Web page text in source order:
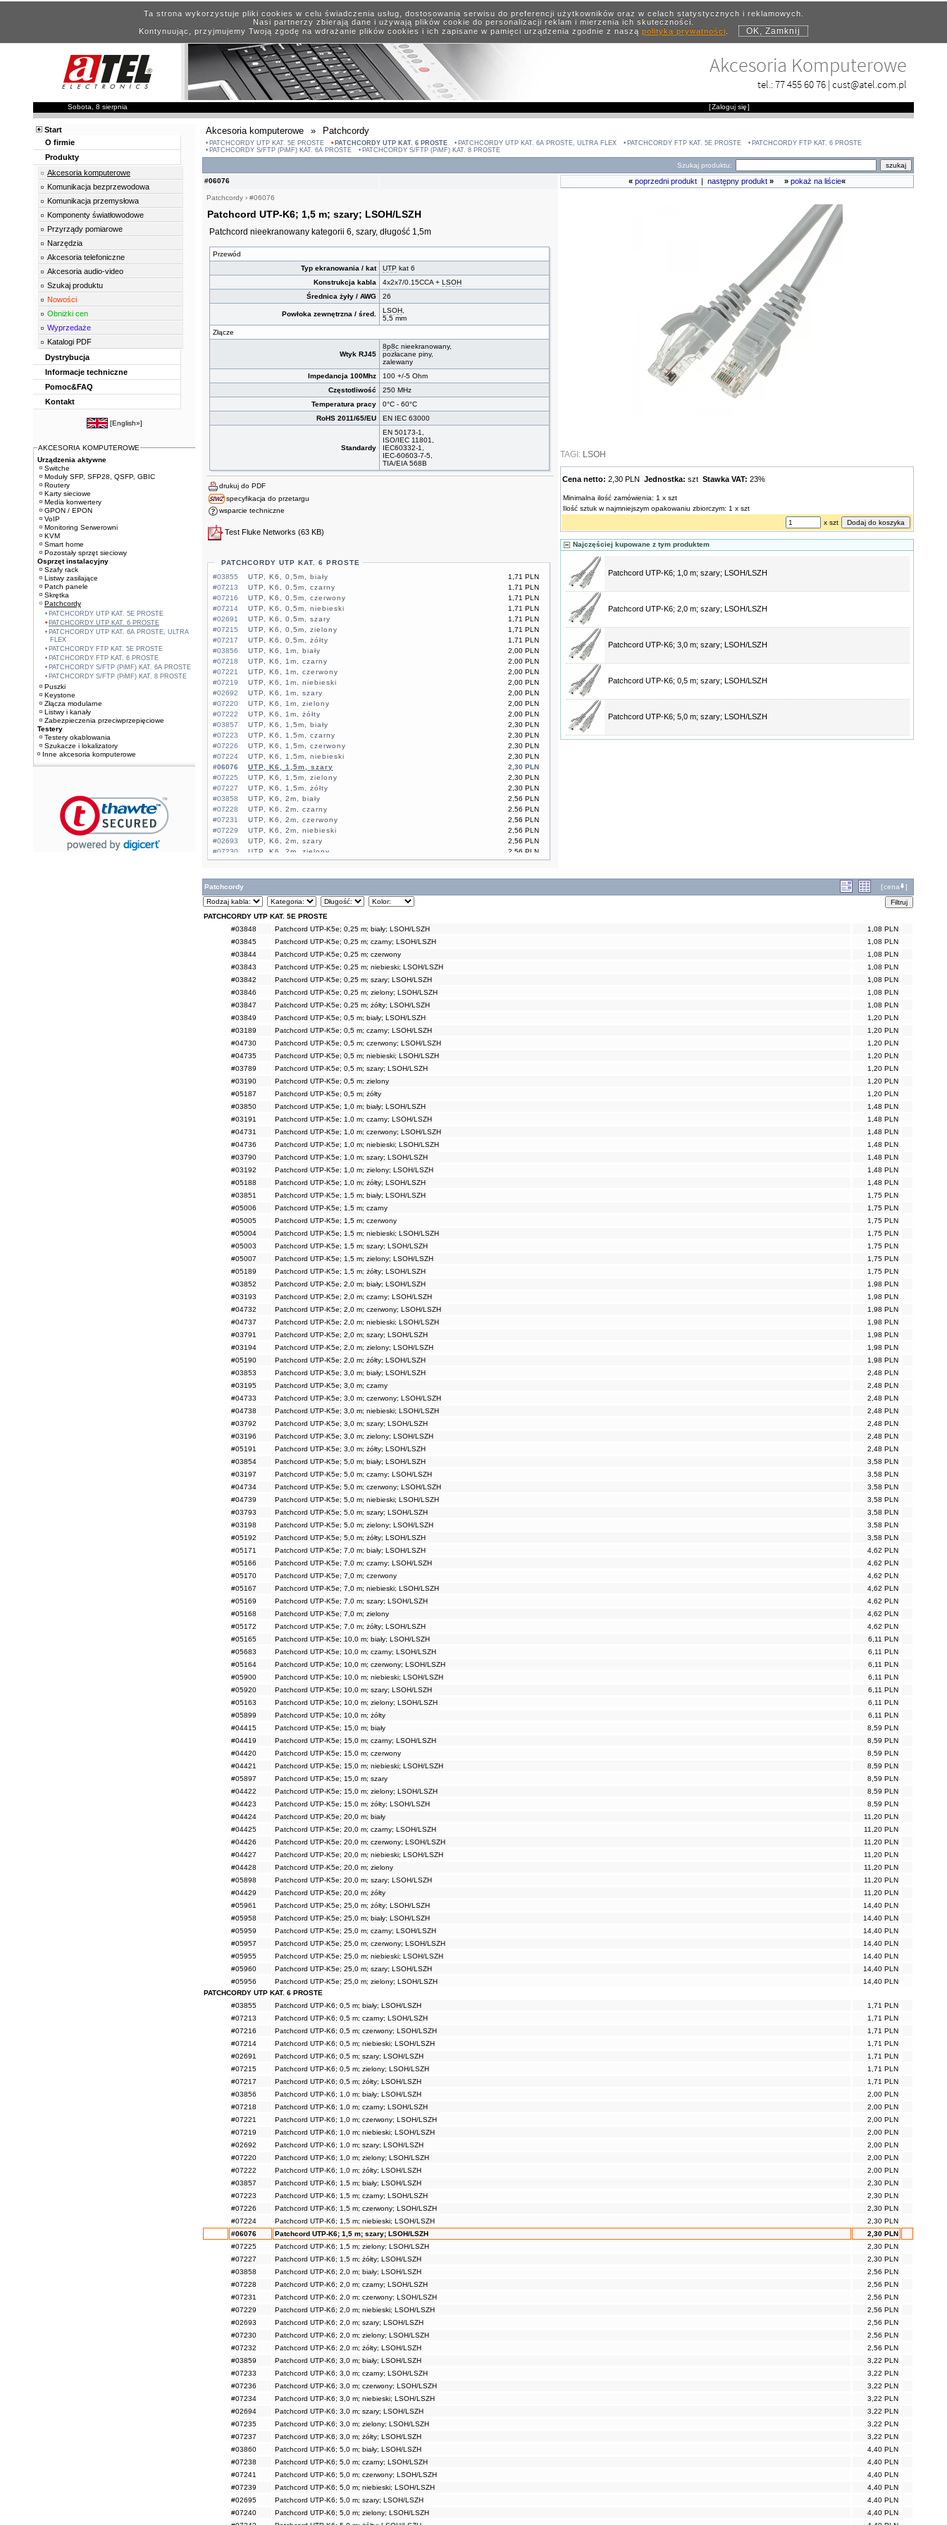
Ta strona wykorzystuje pliki cookies w celu świadczenia usług, dostosowania serwisu do preferencji użytkowników oraz w celach statystycznych i reklamowych.
Nasi partnerzy zbierają dane i używają plików cookie do personalizacji reklam i mierzenia ich skuteczności.
Kontynuując, przyjmujemy Twoją zgodę na wdrażanie plików cookies i ich zapisane w pamięci urządzenia zgodnie z naszą polityką prywatności. OK, Zamknij
Akcesoria Komputerowe
tel.:77 455 60 76 | cust@atel.com.pl
Sobota, 8 sierpnia [Zaloguj się]
Akcesoria komputerowe » Patchcordy
PATCHCORDY UTP KAT. 5E PROSTE PATCHCORDY UTP KAT. 6 PROSTE PATCHCORDY UTP KAT. 6A PROSTE, ULTRA FLEX PATCHCORDY FTP KAT. 5E PROSTE
PATCHCORDY FTP KAT. 6 PROSTE
PATCHCORDY S/FTP (PiMF) KAT. 6A PROSTE
PATCHCORDY S/FTP (PiMF) KAT. 8 PROSTE
Szukaj produktu:
#06076
Patchcordy › #06076
Patchcord UTP-K6; 1,5 m; szary; LSOH/LSZH
Patchcord nieekranowany kategorii 6, szary, długość 1,5m
Przewód
Typ ekranowania / kat
UTP kat 6
Konstrukcja kabla
4x2x7/0.15CCA + LSOH
Średnica żyły / AWG
26
Powłoka zewnętrzna / śred. LSOH,
5,5 mm
Złącze
Wtyk RJ45
8p8c nieekranowany,
pozłacane piny,
zalewany
Impedancja 100Mhz
100 +/-5 Ohm
Częstotliwość
250 MHz
Temperatura pracy
0°C - 60°C
RoHS 2011/65/EU
EN IEC 63000
Standardy
EN 50173-1,
ISO/IEC 11801,
IEC60332-1,
IEC-60603-7-5,
TIA/EIA 568B
drukuj do PDF
specyfikacja do przetargu
wsparcie techniczne
Test Fluke Networks (63 KB)
PATCHCORDY UTP KAT. 6 PROSTE
#03855
1,71 PLN
UTP, K6, 0,5m, biały
#07213
1,71 PLN
UTP, K6, 0,5m, czarny
#07216
1,71 PLN
UTP, K6, 0,5m, czerwony
#07214
1,71 PLN
UTP, K6, 0,5m, niebieski
#02691
1,71 PLN
UTP, K6, 0,5m, szary
#07215
1,71 PLN
UTP, K6, 0,5m, zielony
#07217
1,71 PLN
UTP, K6, 0,5m, żółty
#03856
2,00 PLN
UTP, K6, 1m, biały
#07218
2,00 PLN
UTP, K6, 1m, czarny
#07221
2,00 PLN
UTP, K6, 1m, czerwony
#07219
2,00 PLN
UTP, K6, 1m, niebieski
#02692
2,00 PLN
UTP, K6, 1m, szary
#07220
2,00 PLN
UTP, K6, 1m, zielony
#07222
2,00 PLN
UTP, K6, 1m, żółty
#03857
2,30 PLN
UTP, K6, 1,5m, biały
#07223
2,30 PLN
UTP, K6, 1,5m, czarny
#07226
2,30 PLN
UTP, K6, 1,5m, czerwony
#07224
2,30 PLN
UTP, K6, 1,5m, niebieski
#06076
2,30 PLN
UTP, K6, 1,5m, szary
#07225
2,30 PLN
UTP, K6, 1,5m, zielony
#07227
2,30 PLN
UTP, K6, 1,5m, żółty
#03858
2,56 PLN
UTP, K6, 2m, biały
#07228
2,56 PLN
UTP, K6, 2m, czarny
#07231
2,56 PLN
UTP, K6, 2m, czerwony
#07229
2,56 PLN
UTP, K6, 2m, niebieski
#02693
2,56 PLN
UTP, K6, 2m, szary
#07230
2,56 PLN
UTP, K6, 2m, zielony
#07232
2,56 PLN
UTP, K6, 2m, żółty
#07233
#07236
3,22 PLN
UTP, K6, 3m, czerwony
#07234
UTP, K6, 3m, niebieski
#02694
UTP, K6, 3m, szary
#07235
UTP, K6, 3m, zielony
#03860
UTP, K6, 5m, biały
#07238
UTP, K6, 5m, czarny
#07241
UTP, K6, 5m, czerwony
#07239
UTP, K6, 5m, niebieski
#02695
UTP, K6, 5m, szary
#07242
UTP, K6, 5m, żółty
#05179
UTP, K6, 7m, biały
#05174
UTP, K6, 7m, czarny
#05178
UTP, K6, 7m, czerwony
#05175
UTP, K6, 7m, niebieski
#05176
UTP, K6, 7m, zielony
#05180
UTP, K6, 7m, żółty
#05173
UTP, K6, 10m, biały
#05035
UTP, K6, 10m, czarny
#05038
UTP, K6, 10m, czerwony
#05034
UTP, K6, 10m, szary
#05037
UTP, K6, 10m, zielony
#05039
UTP, K6, 10m, żółty
#04430
UTP, K6, 15m, biały
#04431
UTP, K6, 15m, czarny
#04434
UTP, K6, 15m, niebieski
#04435
UTP, K6, 15m, szary
#04436
UTP, K6, 15m, zielony
#04437
UTP, K6, 15m, żółty
#04438
UTP, K6, 20m, biały
#04440
UTP, K6, 20m, czerwony
#04441
UTP, K6, 20m, niebieski
#04442
UTP, K6, 20m, szary
#04443
UTP, K6, 20m, zielony
#04444
UTP, K6, 20m, żółty
« poprzedni produkt następny produkt » » pokaż na liście«
TAGI: LSOH
Cena netto: 2,30 PLN Jednostka: szt Stawka VAT: 23%
Minimalna ilość zamówienia: 1 x szt
Ilość sztuk w najmniejszym opakowaniu zbiorczym: 1 x szt
x szt
Najczęściej kupowane z tym produktem
Patchcord UTP-K6; 1,0 m; szary; LSOH/LSZH
Patchcord UTP-K6; 2,0 m; szary; LSOH/LSZH
Patchcord UTP-K6; 3,0 m; szary; LSOH/LSZH
Patchcord UTP-K6; 0,5 m; szary; LSOH/LSZH
Patchcord UTP-K6; 5,0 m; szary; LSOH/LSZH
Patchcordy [cena ]
PATCHCORDY UTP KAT. 5E PROSTE
#03848
Patchcord UTP-K5e; 0,25 m; biały; LSOH/LSZH
1,08 PLN
#03845
Patchcord UTP-K5e; 0,25 m; czarny; LSOH/LSZH
1,08 PLN
#03844
Patchcord UTP-K5e; 0,25 m; czerwony
1,08 PLN
#03843
Patchcord UTP-K5e; 0,25 m; niebieski; LSOH/LSZH
1,08 PLN
#03842
Patchcord UTP-K5e; 0,25 m; szary; LSOH/LSZH
1,08 PLN
#03846
Patchcord UTP-K5e; 0,25 m; zielony; LSOH/LSZH
1,08 PLN
#03847
Patchcord UTP-K5e; 0,25 m; żółty; LSOH/LSZH
1,08 PLN
#03849
Patchcord UTP-K5e; 0,5 m; biały; LSOH/LSZH
1,20 PLN
#03189
Patchcord UTP-K5e; 0,5 m; czarny; LSOH/LSZH
1,20 PLN
#04730
Patchcord UTP-K5e; 0,5 m; czerwony; LSOH/LSZH
1,20 PLN
#04735
Patchcord UTP-K5e; 0,5 m; niebieski; LSOH/LSZH
1,20 PLN
#03789
Patchcord UTP-K5e; 0,5 m; szary; LSOH/LSZH
1,20 PLN
#03190
Patchcord UTP-K5e; 0,5 m; zielony
1,20 PLN
#05187
Patchcord UTP-K5e; 0,5 m; żółty
1,20 PLN
#03850
Patchcord UTP-K5e; 1,0 m; biały; LSOH/LSZH
1,48 PLN
#03191
Patchcord UTP-K5e; 1,0 m; czarny; LSOH/LSZH
1,48 PLN
#04731
Patchcord UTP-K5e; 1,0 m; czerwony; LSOH/LSZH
1,48 PLN
#04736
Patchcord UTP-K5e; 1,0 m; niebieski; LSOH/LSZH
1,48 PLN
#03790
Patchcord UTP-K5e; 1,0 m; szary; LSOH/LSZH
1,48 PLN
#03192
Patchcord UTP-K5e; 1,0 m; zielony; LSOH/LSZH
1,48 PLN
#05188
Patchcord UTP-K5e; 1,0 m; żółty; LSOH/LSZH
1,48 PLN
#03851
Patchcord UTP-K5e; 1,5 m; biały; LSOH/LSZH
1,75 PLN
#05006
Patchcord UTP-K5e; 1,5 m; czarny
1,75 PLN
#05005
Patchcord UTP-K5e; 1,5 m; czerwony
1,75 PLN
#05004
Patchcord UTP-K5e; 1,5 m; niebieski; LSOH/LSZH
1,75 PLN
#05003
Patchcord UTP-K5e; 1,5 m; szary; LSOH/LSZH
1,75 PLN
#05007
Patchcord UTP-K5e; 1,5 m; zielony; LSOH/LSZH
1,75 PLN
#05189
Patchcord UTP-K5e; 1,5 m; żółty; LSOH/LSZH
1,75 PLN
#03852
Patchcord UTP-K5e; 2,0 m; biały; LSOH/LSZH
1,98 PLN
#03193
Patchcord UTP-K5e; 2,0 m; czarny; LSOH/LSZH
1,98 PLN
#04732
Patchcord UTP-K5e; 2,0 m; czerwony; LSOH/LSZH
1,98 PLN
#04737
Patchcord UTP-K5e; 2,0 m; niebieski; LSOH/LSZH
1,98 PLN
#03791
Patchcord UTP-K5e; 2,0 m; szary; LSOH/LSZH
1,98 PLN
#03194
Patchcord UTP-K5e; 2,0 m; zielony; LSOH/LSZH
1,98 PLN
#05190
Patchcord UTP-K5e; 2,0 m; żółty; LSOH/LSZH
1,98 PLN
#03853
Patchcord UTP-K5e; 3,0 m; biały; LSOH/LSZH
2,48 PLN
#03195
Patchcord UTP-K5e; 3,0 m; czarny
2,48 PLN
#04733
Patchcord UTP-K5e; 3,0 m; czerwony; LSOH/LSZH
2,48 PLN
#04738
Patchcord UTP-K5e; 3,0 m; niebieski; LSOH/LSZH
2,48 PLN
#03792
Patchcord UTP-K5e; 3,0 m; szary; LSOH/LSZH
2,48 PLN
#03196
Patchcord UTP-K5e; 3,0 m; zielony; LSOH/LSZH
2,48 PLN
#05191
Patchcord UTP-K5e; 3,0 m; żółty; LSOH/LSZH
2,48 PLN
#03854
Patchcord UTP-K5e; 5,0 m; biały; LSOH/LSZH
3,58 PLN
#03197
Patchcord UTP-K5e; 5,0 m; czarny; LSOH/LSZH
3,58 PLN
#04734
Patchcord UTP-K5e; 5,0 m; czerwony; LSOH/LSZH
3,58 PLN
#04739
Patchcord UTP-K5e; 5,0 m; niebieski; LSOH/LSZH
3,58 PLN
#03793
Patchcord UTP-K5e; 5,0 m; szary; LSOH/LSZH
3,58 PLN
#03198
Patchcord UTP-K5e; 5,0 m; zielony; LSOH/LSZH
3,58 PLN
#05192
Patchcord UTP-K5e; 5,0 m; żółty; LSOH/LSZH
3,58 PLN
#05171
Patchcord UTP-K5e; 7,0 m; biały; LSOH/LSZH
4,62 PLN
#05166
Patchcord UTP-K5e; 7,0 m; czarny; LSOH/LSZH
4,62 PLN
#05170
Patchcord UTP-K5e; 7,0 m; czerwony
4,62 PLN
#05167
Patchcord UTP-K5e; 7,0 m; niebieski; LSOH/LSZH
4,62 PLN
#05169
Patchcord UTP-K5e; 7,0 m; szary; LSOH/LSZH
4,62 PLN
#05168
Patchcord UTP-K5e; 7,0 m; zielony
4,62 PLN
#05172
Patchcord UTP-K5e; 7,0 m; żółty; LSOH/LSZH
4,62 PLN
#05165
Patchcord UTP-K5e; 10,0 m; biały; LSOH/LSZH
6,11 PLN
#05683
Patchcord UTP-K5e; 10,0 m; czarny; LSOH/LSZH
6,11 PLN
#05164
Patchcord UTP-K5e; 10,0 m; czerwony; LSOH/LSZH
6,11 PLN
#05900
Patchcord UTP-K5e; 10,0 m; niebieski; LSOH/LSZH
6,11 PLN
#05920
Patchcord UTP-K5e; 10,0 m; szary; LSOH/LSZH
6,11 PLN
#05163
Patchcord UTP-K5e; 10,0 m; zielony; LSOH/LSZH
6,11 PLN
#05899
Patchcord UTP-K5e; 10,0 m; żółty
6,11 PLN
#04415
Patchcord UTP-K5e; 15,0 m; biały
8,59 PLN
#04419
Patchcord UTP-K5e; 15,0 m; czarny; LSOH/LSZH
8,59 PLN
#04420
Patchcord UTP-K5e; 15,0 m; czerwony
8,59 PLN
#04421
Patchcord UTP-K5e; 15,0 m; niebieski; LSOH/LSZH
8,59 PLN
#05897
Patchcord UTP-K5e; 15,0 m; szary
8,59 PLN
#04422
Patchcord UTP-K5e; 15,0 m; zielony; LSOH/LSZH
8,59 PLN
#04423
Patchcord UTP-K5e; 15,0 m; żółty; LSOH/LSZH
8,59 PLN
#04424
Patchcord UTP-K5e; 20,0 m; biały
11,20 PLN
#04425
Patchcord UTP-K5e; 20,0 m; czarny; LSOH/LSZH
11,20 PLN
#04426
Patchcord UTP-K5e; 20,0 m; czerwony; LSOH/LSZH
11,20 PLN
#04427
Patchcord UTP-K5e; 20,0 m; niebieski; LSOH/LSZH
11,20 PLN
#04428
Patchcord UTP-K5e; 20,0 m; zielony
11,20 PLN
#05898
Patchcord UTP-K5e; 20,0 m; szary; LSOH/LSZH
11,20 PLN
#04429
Patchcord UTP-K5e; 20,0 m; żółty
11,20 PLN
#05961
Patchcord UTP-K5e; 25,0 m; żółty; LSOH/LSZH
14,40 PLN
#05958
Patchcord UTP-K5e; 25,0 m; biały; LSOH/LSZH
14,40 PLN
#05959
Patchcord UTP-K5e; 25,0 m; czarny; LSOH/LSZH
14,40 PLN
#05957
Patchcord UTP-K5e; 25,0 m; czerwony; LSOH/LSZH
14,40 PLN
#05955
Patchcord UTP-K5e; 25,0 m; niebieski; LSOH/LSZH
14,40 PLN
#05960
Patchcord UTP-K5e; 25,0 m; szary; LSOH/LSZH
14,40 PLN
#05956
Patchcord UTP-K5e; 25,0 m; zielony; LSOH/LSZH
14,40 PLN
PATCHCORDY UTP KAT. 6 PROSTE
#03855
Patchcord UTP-K6; 0,5 m; biały; LSOH/LSZH
1,71 PLN
#07213
Patchcord UTP-K6; 0,5 m; czarny; LSOH/LSZH
1,71 PLN
#07216
Patchcord UTP-K6; 0,5 m; czerwony; LSOH/LSZH
1,71 PLN
#07214
Patchcord UTP-K6; 0,5 m; niebieski; LSOH/LSZH
1,71 PLN
#02691
Patchcord UTP-K6; 0,5 m; szary; LSOH/LSZH
1,71 PLN
#07215
Patchcord UTP-K6; 0,5 m; zielony; LSOH/LSZH
1,71 PLN
#07217
Patchcord UTP-K6; 0,5 m; żółty; LSOH/LSZH
1,71 PLN
#03856
Patchcord UTP-K6; 1,0 m; biały; LSOH/LSZH
2,00 PLN
#07218
Patchcord UTP-K6; 1,0 m; czarny; LSOH/LSZH
2,00 PLN
#07221
Patchcord UTP-K6; 1,0 m; czerwony; LSOH/LSZH
2,00 PLN
#07219
Patchcord UTP-K6; 1,0 m; niebieski; LSOH/LSZH
2,00 PLN
#02692
Patchcord UTP-K6; 1,0 m; szary; LSOH/LSZH
2,00 PLN
#07220
Patchcord UTP-K6; 1,0 m; zielony; LSOH/LSZH
2,00 PLN
#07222
Patchcord UTP-K6; 1,0 m; żółty; LSOH/LSZH
2,00 PLN
#03857
Patchcord UTP-K6; 1,5 m; biały; LSOH/LSZH
2,30 PLN
#07223
Patchcord UTP-K6; 1,5 m; czarny; LSOH/LSZH
2,30 PLN
#07226
Patchcord UTP-K6; 1,5 m; czerwony; LSOH/LSZH
2,30 PLN
#07224
Patchcord UTP-K6; 1,5 m; niebieski; LSOH/LSZH
2,30 PLN
#06076
Patchcord UTP-K6; 1,5 m; szary; LSOH/LSZH
2,30 PLN
#07225
Patchcord UTP-K6; 1,5 m; zielony; LSOH/LSZH
2,30 PLN
#07227
Patchcord UTP-K6; 1,5 m; żółty; LSOH/LSZH
2,30 PLN
#03858
Patchcord UTP-K6; 2,0 m; biały; LSOH/LSZH
2,56 PLN
#07228
Patchcord UTP-K6; 2,0 m; czarny; LSOH/LSZH
2,56 PLN
#07231
Patchcord UTP-K6; 2,0 m; czerwony; LSOH/LSZH
2,56 PLN
#07229
Patchcord UTP-K6; 2,0 m; niebieski; LSOH/LSZH
2,56 PLN
#02693
Patchcord UTP-K6; 2,0 m; szary; LSOH/LSZH
2,56 PLN
#07230
Patchcord UTP-K6; 2,0 m; zielony; LSOH/LSZH
2,56 PLN
#07232
Patchcord UTP-K6; 2,0 m; żółty; LSOH/LSZH
2,56 PLN
#03859
Patchcord UTP-K6; 3,0 m; biały; LSOH/LSZH
3,22 PLN
#07233
Patchcord UTP-K6; 3,0 m; czarny; LSOH/LSZH
3,22 PLN
#07236
Patchcord UTP-K6; 3,0 m; czerwony; LSOH/LSZH
3,22 PLN
#07234
Patchcord UTP-K6; 3,0 m; niebieski; LSOH/LSZH
3,22 PLN
#02694
Patchcord UTP-K6; 3,0 m; szary; LSOH/LSZH
3,22 PLN
#07235
Patchcord UTP-K6; 3,0 m; zielony; LSOH/LSZH
3,22 PLN
#07237
Patchcord UTP-K6; 3,0 m; żółty; LSOH/LSZH
3,22 PLN
#03860
Patchcord UTP-K6; 5,0 m; biały; LSOH/LSZH
4,40 PLN
#07238
Patchcord UTP-K6; 5,0 m; czarny; LSOH/LSZH
4,40 PLN
#07241
Patchcord UTP-K6; 5,0 m; czerwony; LSOH/LSZH
4,40 PLN
#07239
Patchcord UTP-K6; 5,0 m; niebieski; LSOH/LSZH
4,40 PLN
#02695
Patchcord UTP-K6; 5,0 m; szary; LSOH/LSZH
4,40 PLN
#07240
Patchcord UTP-K6; 5,0 m; zielony; LSOH/LSZH
4,40 PLN
Start
O firmie
Produkty
Akcesoria komputerowe
Komunikacja bezprzewodowa
Komunikacja przemysłowa
Komponenty światłowodowe
Przyrządy pomiarowe
Narzędzia
Akcesoria telefoniczne
Akcesoria audio-video
Szukaj produktu
Nowości
Obniżki cen
Wyprzedaże
Katalogi PDF
Dystrybucja
Informacje techniczne
Pomoc&FAQ
Kontakt
[English»]
AKCESORIA KOMPUTEROWE
Urządzenia aktywne
Switche
Moduły SFP, SFP28, QSFP, GBIC
Routery
Karty sieciowe
Media konwertery
GPON / EPON
VoIP
Monitoring Serwerowni
KVM
Smart home
Pozostały sprzęt sieciowy
Osprzęt instalacyjny
Szafy rack
Listwy zasilające
Patch panele
Skrętka
Patchcordy
PATCHCORDY UTP KAT. 5E PROSTE
PATCHCORDY UTP KAT. 6 PROSTE
PATCHCORDY UTP KAT. 6A PROSTE, ULTRA
FLEX
PATCHCORDY FTP KAT. 5E PROSTE
PATCHCORDY FTP KAT. 6 PROSTE
PATCHCORDY S/FTP (PiMF) KAT. 6A PROSTE
PATCHCORDY S/FTP (PiMF) KAT. 8 PROSTE
Puszki
Keystone
Złącza modularne
Listwy i kanały
Zabezpieczenia przeciwprzepięciowe
Testery
Testery okablowania
Szukacze i lokalizatory
Inne akcesoria komputerowe